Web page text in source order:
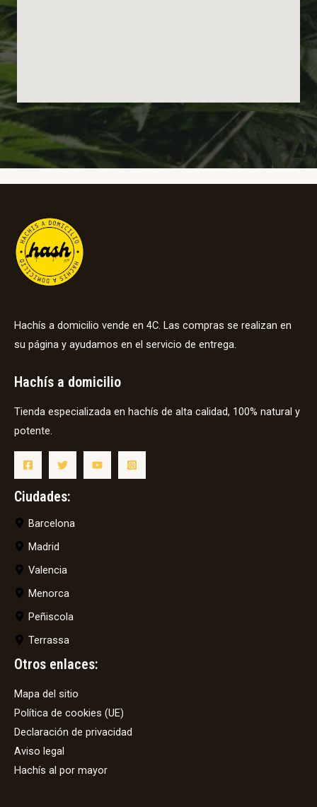
Hachís a domicilio vende en 4C. Las compras se realizan en
su página y ayudamos en el servicio de entrega.
Hachís a domicilio
Tienda especializada en hachís de alta calidad, 100% natural y
potente.
Ciudades:
Barcelona
Madrid
Valencia
Menorca
Peñiscola
Terrassa
Otros enlaces:
Mapa del sitio
Política de cookies (UE)
Declaración de privacidad
Aviso legal
Hachís al por mayor